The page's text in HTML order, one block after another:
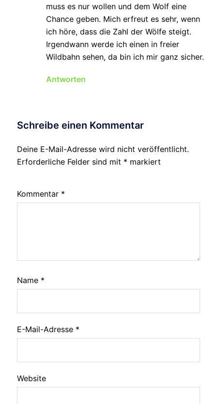
muss es nur wollen und dem Wolf eine
Chance geben. Mich erfreut es sehr, wenn
ich höre, dass die Zahl der Wölfe steigt.
Irgendwann werde ich einen in freier
Wildbahn sehen, da bin ich mir ganz sicher.
Antworten
Schreibe einen Kommentar
Deine E-Mail-Adresse wird nicht veröffentlicht.
Erforderliche Felder sind mit * markiert
Kommentar *
Name *
E-Mail-Adresse *
Website